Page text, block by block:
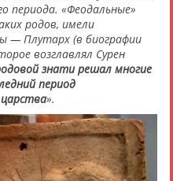
периода. «Феодальные»
родов, имели
— Плутарх (в биографии
возглавлял Сурен
знати решал многие
период
».